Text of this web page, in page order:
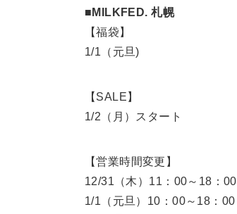
■MILKFED. 札幌
【福袋】
1/1（元旦)
【SALE】
1/2（月）スタート
【営業時間変更】
12/31（木）11：00～18：00
1/1（元旦）10：00～18：00